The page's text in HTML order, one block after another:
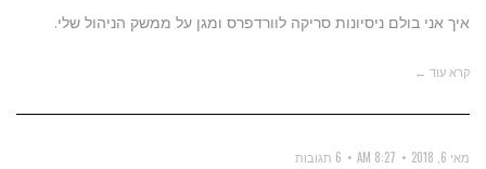
איך אני בולם ניסיונות סריקה לוורדפרס ומגן על ממשק הניהול שלי.
קרא עוד ←
מאי 6, 2018 8:27 AM 6 תגובות